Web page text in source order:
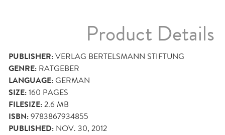
Product Details
PUBLISHER:VERLAG BERTELSMANN STIFTUNG
GENRE: RATGEBER
LANGUAGE:GERMAN
SIZE:160 PAGES
FILESIZE:2.6 MB
ISBN:9783867934855
PUBLISHED: NOV. 30, 2012